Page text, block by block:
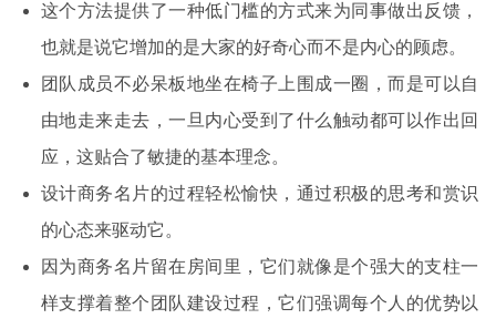
这个方法提供了一种低门槛的方式来为同事做出反馈，
也就是说它增加的是大家的好奇心而不是内心的顾虑。
团队成员不必呆板地坐在椅子上围成一圈，而是可以自
由地走来走去，一旦内心受到了什么触动都可以作出回
应，这贴合了敏捷的基本理念。
设计商务名片的过程轻松愉快，通过积极的思考和赏识
的心态来驱动它。
因为商务名片留在房间里，它们就像是个强大的支柱一
样支撑着整个团队建设过程，它们强调每个人的优势以